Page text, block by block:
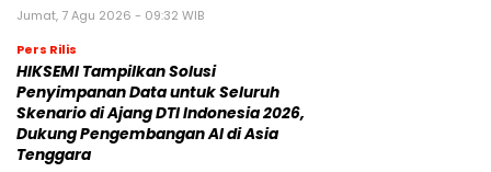
Dalam Sebuah Series di Vidio Original
Kennametal Hadirkan Pengalaman Next
Level Shop Di IMTS 2026